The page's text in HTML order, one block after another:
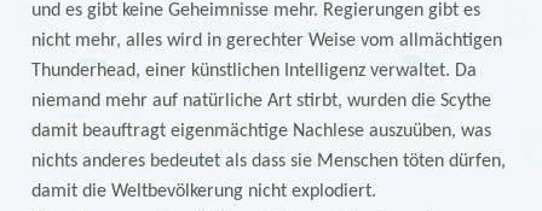
und es gibt keine Geheimnisse mehr. Regierungen gibt es
nicht mehr, alles wird in gerechter Weise vom allmächtigen
Thunderhead, einer künstlichen Intelligenz verwaltet. Da
niemand mehr auf natürliche Art stirbt, wurden die Scythe
damit beauftragt eigenmächtige Nachlese auszuüben, was
nichts anderes bedeutet als dass sie Menschen töten dürfen,
damit die Weltbevölkerung nicht explodiert.